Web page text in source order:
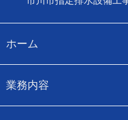
ホーム
業務内容